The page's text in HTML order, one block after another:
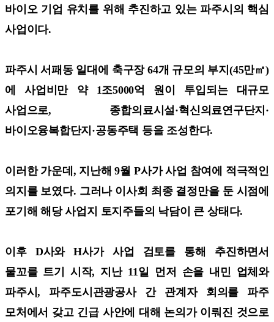
바이오 기업 유치를 위해 추진하고 있는 파주시의 핵심
사업이다.
파주시 서패동 일대에 축구장 64개 규모의 부지(45만㎡)
에 사업비만 약 1조5000억 원이 투입되는 대규모
사업으로, 종합의료시설·혁신의료연구단지·
바이오융복합단지·공동주택 등을 조성한다.
이러한 가운데, 지난해 9월 P사가 사업 참여에 적극적인
의지를 보였다. 그러나 이사회 최종 결정만을 둔 시점에
포기해 해당 사업지 토지주들의 낙담이 큰 상태다.
이후 D사와 H사가 사업 검토를 통해 추진하면서
물꼬를 트기 시작, 지난 11일 먼저 손을 내민 업체와
파주시, 파주도시관광공사 간 관계자 회의를 파주
모처에서 갖고 긴급 사안에 대해 논의가 이뤄진 것으로